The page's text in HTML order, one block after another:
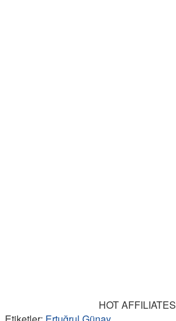
HOT AFFILIATES